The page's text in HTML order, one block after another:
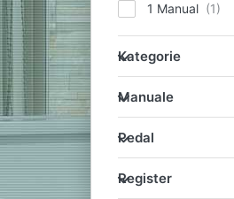
1 Manual
Kategorie
Kategorie
Manuale
Manuale
Pedal
Pedal
Register
Register